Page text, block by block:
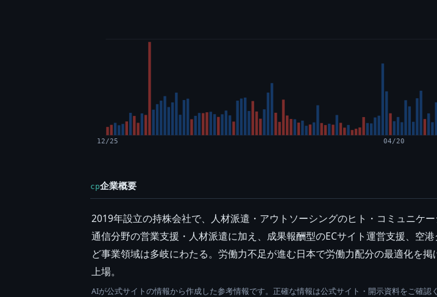
12/25 04/20
cp企業概要
2019年設立の持株会社で、人材派遣・アウトソーシングのヒト・コミュニケ
通信分野の営業支援・人材派遣に加え、成果報酬型のECサイト運営支援、空
ど事業領域は多岐にわたる。労働力不足が進む日本で労働力配分の最適化を
上場。
AIが公式サイトの情報から作成した参考情報です。正確な情報は公式サイト・開示資料をご確認く